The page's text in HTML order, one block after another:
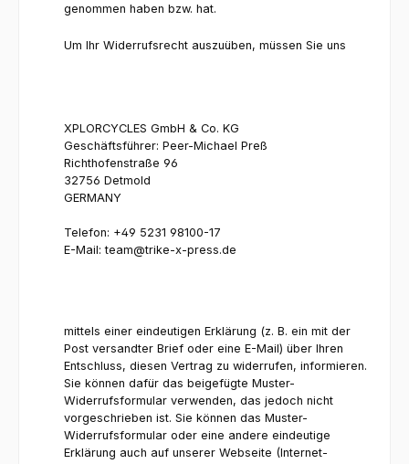
genommen haben bzw. hat.
Um Ihr Widerrufsrecht auszuüben, müssen Sie uns
XPLORCYCLES GmbH & Co. KG
Geschäftsführer: Peer-Michael Preß
Richthofenstraße 96
32756 Detmold
GERMANY
Telefon: +49 5231 98100-17
E-Mail: team@trike-x-press.de
mittels einer eindeutigen Erklärung (z. B. ein mit der
Post versandter Brief oder eine E-Mail) über Ihren
Entschluss, diesen Vertrag zu widerrufen, informieren.
Sie können dafür das beigefügte Muster-
Widerrufsformular verwenden, das jedoch nicht
vorgeschrieben ist. Sie können das Muster-
Widerrufsformular oder eine andere eindeutige
Erklärung auch auf unserer Webseite (Internet-